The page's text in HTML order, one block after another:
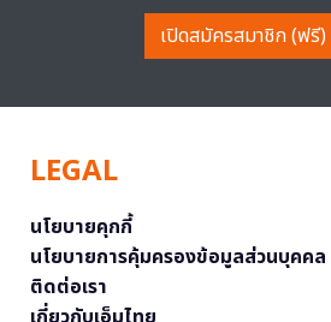
เปิดสมัครสมาชิก (ฟรี)
LEGAL
นโยบายคุกกี้
นโยบายการคุ้มครองข้อมูลส่วนบุคคล
ติดต่อเรา